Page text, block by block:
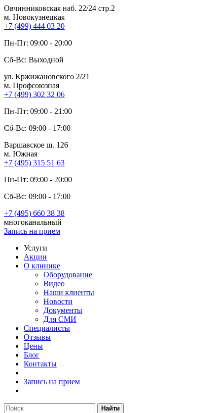
Овчинниковская наб. 22/24 стр.2
м. Новокузнецкая
+7 (499) 444 03 20
Пн-Пт: 09:00 - 20:00
Сб-Вс: Выходной
ул. Кржижановского 2/21
м. Профсоюзная
+7 (499) 302 32 06
Пн-Пт: 09:00 - 21:00
Сб-Вс: 09:00 - 17:00
Варшавское ш. 126
м. Южная
+7 (495) 315 51 63
Пн-Пт: 09:00 - 20:00
Сб-Вс: 09:00 - 17:00
+7 (495) 660 38 38
многоканальный
Запись на прием
Услуги
Акции
О клинике
Оборудование
Видео
Наши клиенты
Новости
Документы
Для СМИ
Специалисты
Отзывы
Цены
Блог
Контакты
Запись на прием
Найти